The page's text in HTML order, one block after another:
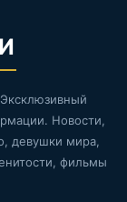
Новости,
девушки мира,
фильмы